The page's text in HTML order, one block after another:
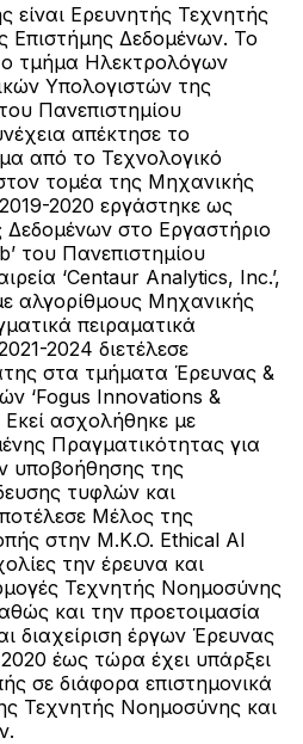
Ερευνητής Τεχνητής
Επιστήμης Δεδομένων. Το
τμήμα Ηλεκτρολόγων
Υπολογιστών της
Πανεπιστημίου
απέκτησε το
από το Τεχνολογικό
τομέα της Μηχανικής
2020 εργάστηκε ως
στο Εργαστήριο
του Πανεπιστημίου
‘Centaur Analytics, Inc.’,
αλγορίθμους Μηχανικής
πειραματικά
2024 διετέλεσε
στα τμήματα Έρευνας &
‘Fogus Innovations &
Εκεί ασχολήθηκε με
Πραγματικότητας για
υποβοήθησης της
τυφλών και
Μέλος της
στην M.K.O. Ethical AI
την έρευνα και
Τεχνητής Νοημοσύνης
και την προετοιμασία
διαχείριση έργων Έρευνας
έως τώρα έχει υπάρξει
σε διάφορα επιστημονικά
Τεχνητής Νοημοσύνης και